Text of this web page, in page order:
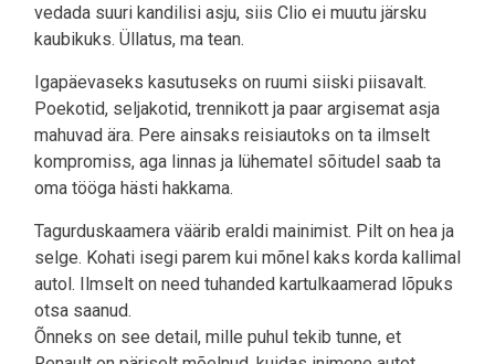
vedada suuri kandilisi asju, siis Clio ei muutu järsku
kaubikuks. Üllatus, ma tean.
Igapäevaseks kasutuseks on ruumi siiski piisavalt.
Poekotid, seljakotid, trennikott ja paar argisemat asja
mahuvad ära. Pere ainsaks reisiautoks on ta ilmselt
kompromiss, aga linnas ja lühematel sõitudel saab ta
oma tööga hästi hakkama.
Tagurduskaamera väärib eraldi mainimist. Pilt on hea ja
selge. Kohati isegi parem kui mõnel kaks korda kallimal
autol. Ilmselt on need tuhanded kartulkaamerad lõpuks
otsa saanud.
Õnneks on see detail, mille puhul tekib tunne, et